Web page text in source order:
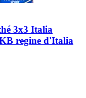
3x3 Italia
regine d'Italia